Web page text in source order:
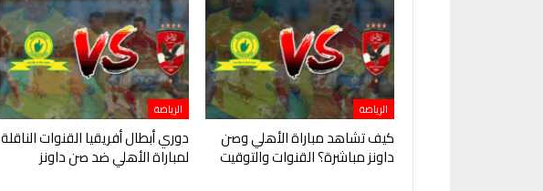
الرياضة
كيف تشاهد مباراة الأهلي وصن
داونز مباشرة؟ القنوات والتوقيت
الرياضة
دوري أبطال أفريقيا القنوات الناقلة
لمباراة الأهلي ضد صن داونز